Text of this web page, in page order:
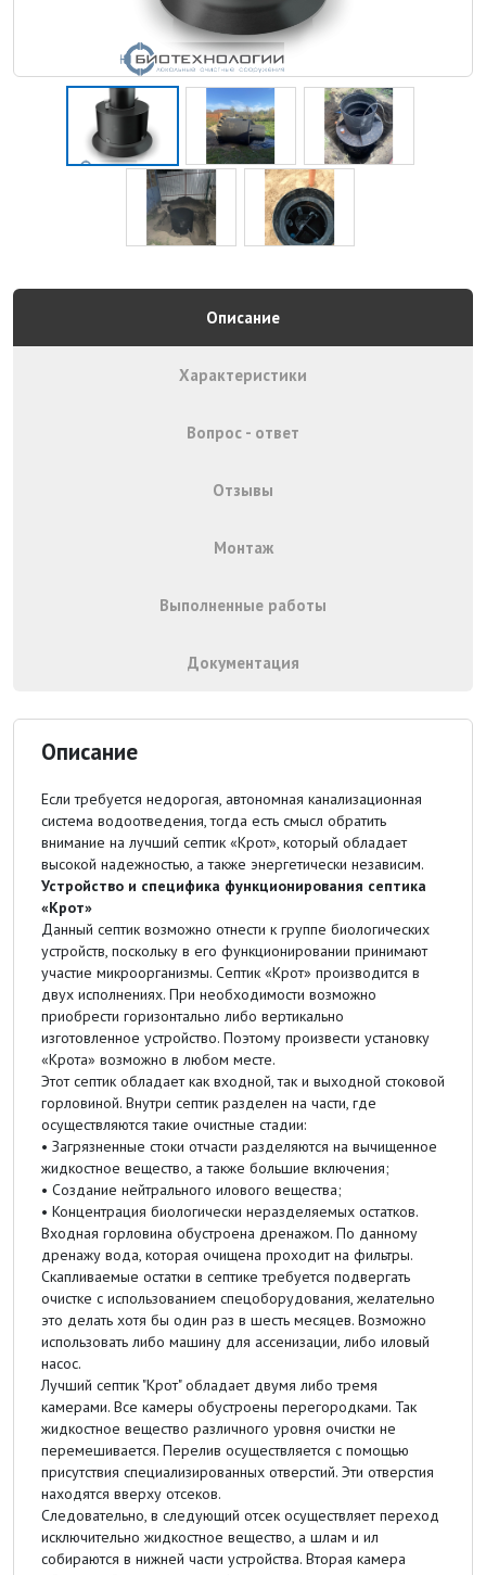
Описание
Характеристики
Вопрос - ответ
Отзывы
Монтаж
Выполненные работы
Документация
Описание
Если требуется недорогая, автономная канализационная
система водоотведения, тогда есть смысл обратить
внимание на лучший септик «Крот», который обладает
высокой надежностью, а также энергетически независим.
Устройство и специфика функционирования септика
«Крот»
Данный септик возможно отнести к группе биологических
устройств, поскольку в его функционировании принимают
участие микроорганизмы. Септик «Крот» производится в
двух исполнениях. При необходимости возможно
приобрести горизонтально либо вертикально
изготовленное устройство. Поэтому произвести установку
«Крота» возможно в любом месте.
Этот септик обладает как входной, так и выходной стоковой
горловиной. Внутри септик разделен на части, где
осуществляются такие очистные стадии:
• Загрязненные стоки отчасти разделяются на вычищенное
жидкостное вещество, а также большие включения;
• Создание нейтрального илового вещества;
• Концентрация биологически неразделяемых остатков.
Входная горловина обустроена дренажом. По данному
дренажу вода, которая очищена проходит на фильтры.
Скапливаемые остатки в септике требуется подвергать
очистке с использованием спецоборудования, желательно
это делать хотя бы один раз в шесть месяцев. Возможно
использовать либо машину для ассенизации, либо иловый
насос.
Лучший септик "Крот" обладает двумя либо тремя
камерами. Все камеры обустроены перегородками. Так
жидкостное вещество различного уровня очистки не
перемешивается. Перелив осуществляется с помощью
присутствия специализированных отверстий. Эти отверстия
находятся вверху отсеков.
Следовательно, в следующий отсек осуществляет переход
исключительно жидкостное вещество, а шлам и ил
собираются в нижней части устройства. Вторая камера